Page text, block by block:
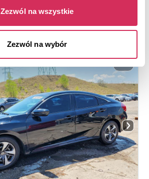
Zezwól na wszystkie
Zezwól na wybór